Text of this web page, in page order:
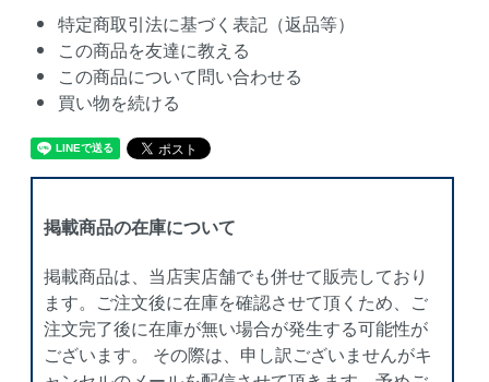
特定商取引法に基づく表記（返品等）
この商品を友達に教える
この商品について問い合わせる
買い物を続ける
掲載商品の在庫について
掲載商品は、当店実店舗でも併せて販売しており
ます。ご注文後に在庫を確認させて頂くため、ご
注文完了後に在庫が無い場合が発生する可能性が
ございます。 その際は、申し訳ございませんがキ